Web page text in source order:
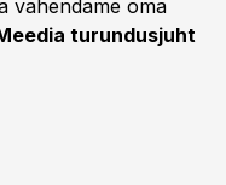
vahendame oma
turundusjuht